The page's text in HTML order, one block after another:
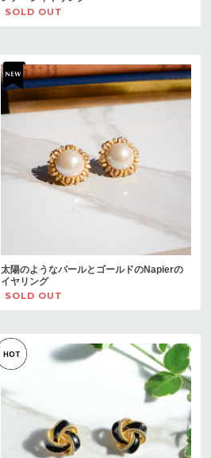
SOLD OUT
太陽のようなパールとゴールドのNapierの
イヤリング
SOLD OUT